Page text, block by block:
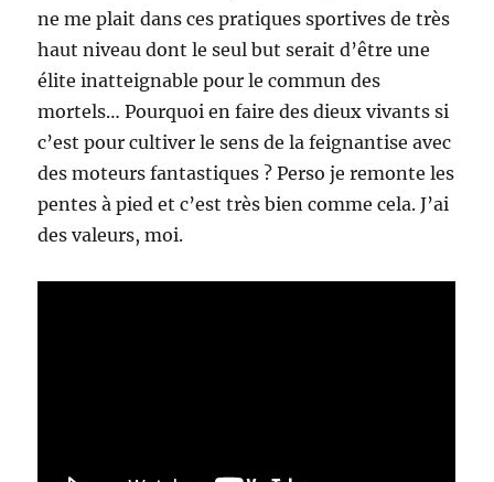
ne me plait dans ces pratiques sportives de très
haut niveau dont le seul but serait d’être une
élite inatteignable pour le commun des
mortels… Pourquoi en faire des dieux vivants si
c’est pour cultiver le sens de la feignantise avec
des moteurs fantastiques ? Perso je remonte les
pentes à pied et c’est très bien comme cela. J’ai
des valeurs, moi.